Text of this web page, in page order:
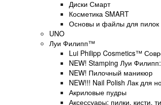
Диски Смарт
Косметика SMART
Основы и файлы для пилок
UNO
Луи Филипп™
Lui Philipp Cosmetics™
NEW! Stamping Луи
NEW! Пилочный маникюр
NEW!!! Nail Polish Лак для
Акриловые пудры
Аксессуары: пилки, кисти,